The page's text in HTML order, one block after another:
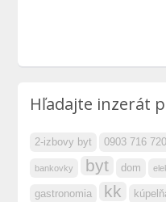
Hľadajte inzerát
2-izbovy byt 0903 716 720
bankovky byt dom
gastronomia kk